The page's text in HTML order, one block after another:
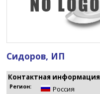
Сидоров, ИП
Контактная информация
Регион: Россия